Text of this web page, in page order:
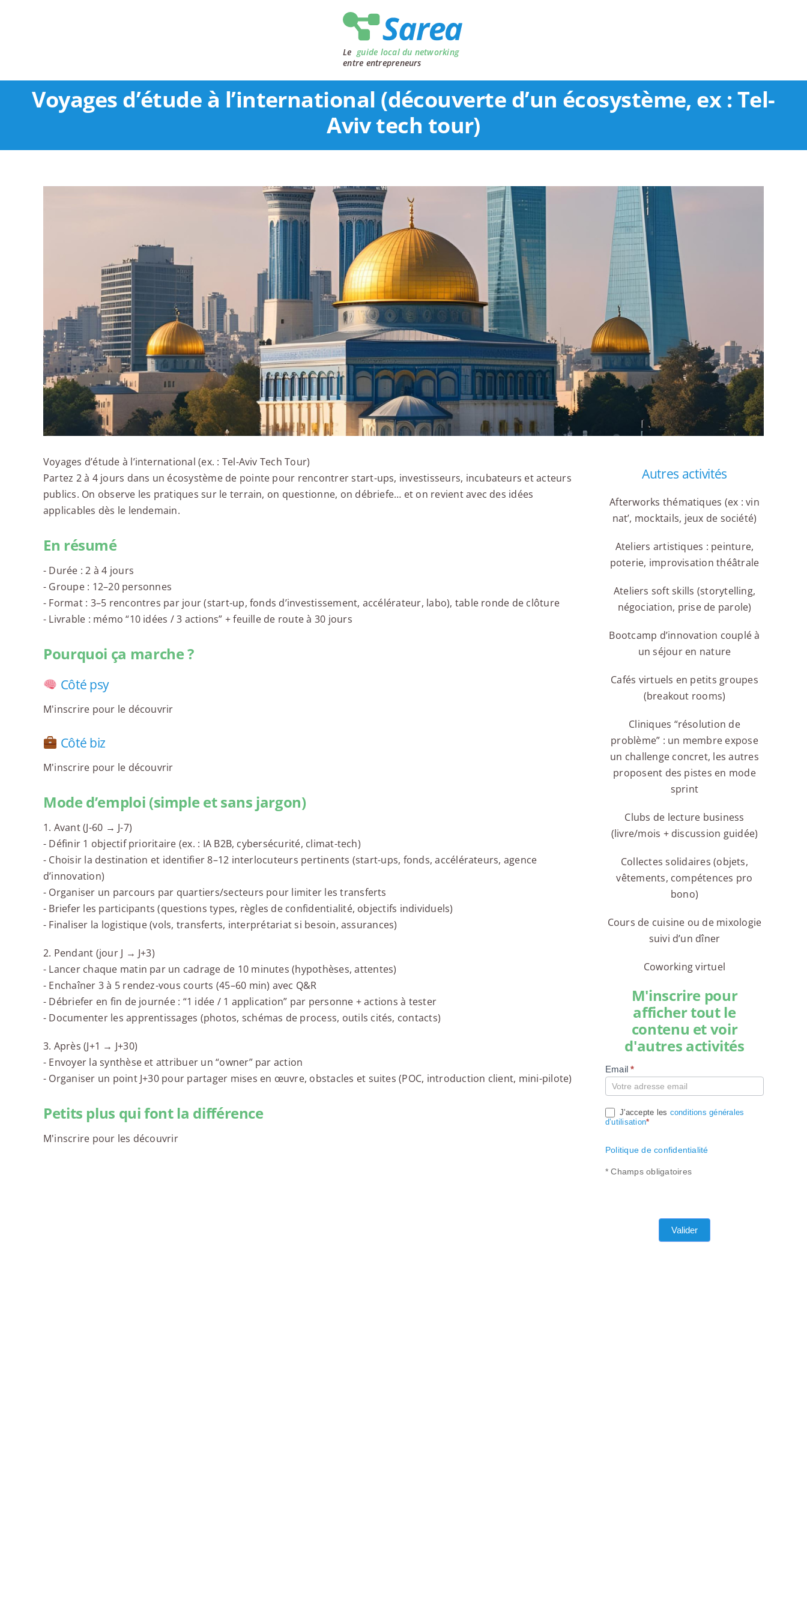
Le guide local du networking
entre entrepreneurs
Voyages d’étude à l’international (découverte d’un écosystème, ex : Tel-
Aviv tech tour)
Voyages d’étude à l’international (ex. : Tel-Aviv Tech Tour)
Partez 2 à 4 jours dans un écosystème de pointe pour rencontrer start-ups, investisseurs, incubateurs et acteurs
publics. On observe les pratiques sur le terrain, on questionne, on débriefe… et on revient avec des idées
applicables dès le lendemain.
En résumé
- Durée : 2 à 4 jours
- Groupe : 12–20 personnes
- Format : 3–5 rencontres par jour (start-up, fonds d’investissement, accélérateur, labo), table ronde de clôture
- Livrable : mémo “10 idées / 3 actions” + feuille de route à 30 jours
Pourquoi ça marche ?
Côté psy
M'inscrire pour le découvrir
Côté biz
M'inscrire pour le découvrir
Mode d’emploi (simple et sans jargon)
1. Avant (J-60 → J-7)
- Définir 1 objectif prioritaire (ex. : IA B2B, cybersécurité, climat-tech)
- Choisir la destination et identifier 8–12 interlocuteurs pertinents (start-ups, fonds, accélérateurs, agence
d’innovation)
- Organiser un parcours par quartiers/secteurs pour limiter les transferts
- Briefer les participants (questions types, règles de confidentialité, objectifs individuels)
- Finaliser la logistique (vols, transferts, interprétariat si besoin, assurances)
2. Pendant (jour J → J+3)
- Lancer chaque matin par un cadrage de 10 minutes (hypothèses, attentes)
- Enchaîner 3 à 5 rendez-vous courts (45–60 min) avec Q&R
- Débriefer en fin de journée : “1 idée / 1 application” par personne + actions à tester
- Documenter les apprentissages (photos, schémas de process, outils cités, contacts)
3. Après (J+1 → J+30)
- Envoyer la synthèse et attribuer un “owner” par action
- Organiser un point J+30 pour partager mises en œuvre, obstacles et suites (POC, introduction client, mini-pilote)
Petits plus qui font la différence
M'inscrire pour les découvrir
Autres activités
Afterworks thématiques (ex : vin
nat’, mocktails, jeux de société)
Ateliers artistiques : peinture,
poterie, improvisation théâtrale
Ateliers soft skills (storytelling,
négociation, prise de parole)
Bootcamp d’innovation couplé à
un séjour en nature
Cafés virtuels en petits groupes
(breakout rooms)
Cliniques “résolution de
problème” : un membre expose
un challenge concret, les autres
proposent des pistes en mode
sprint
Clubs de lecture business
(livre/mois + discussion guidée)
Collectes solidaires (objets,
vêtements, compétences pro
bono)
Cours de cuisine ou de mixologie
suivi d’un dîner
Coworking virtuel
M'inscrire pour
afficher tout le
contenu et voir
d'autres activités
Compte
Email*
J'accepte les conditions générales
d’utilisation*
Politique de confidentialité
* Champs obligatoires
Valider